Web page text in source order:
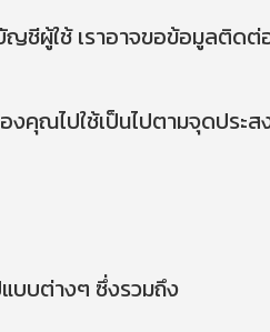
rights reserved.
ญชีผู้ใช้ เราอาจขอข้อมูลติ
คุณไปใช้เป็นไปตามจุดประส
แบบต่างๆ ซึ่งรวมถึง